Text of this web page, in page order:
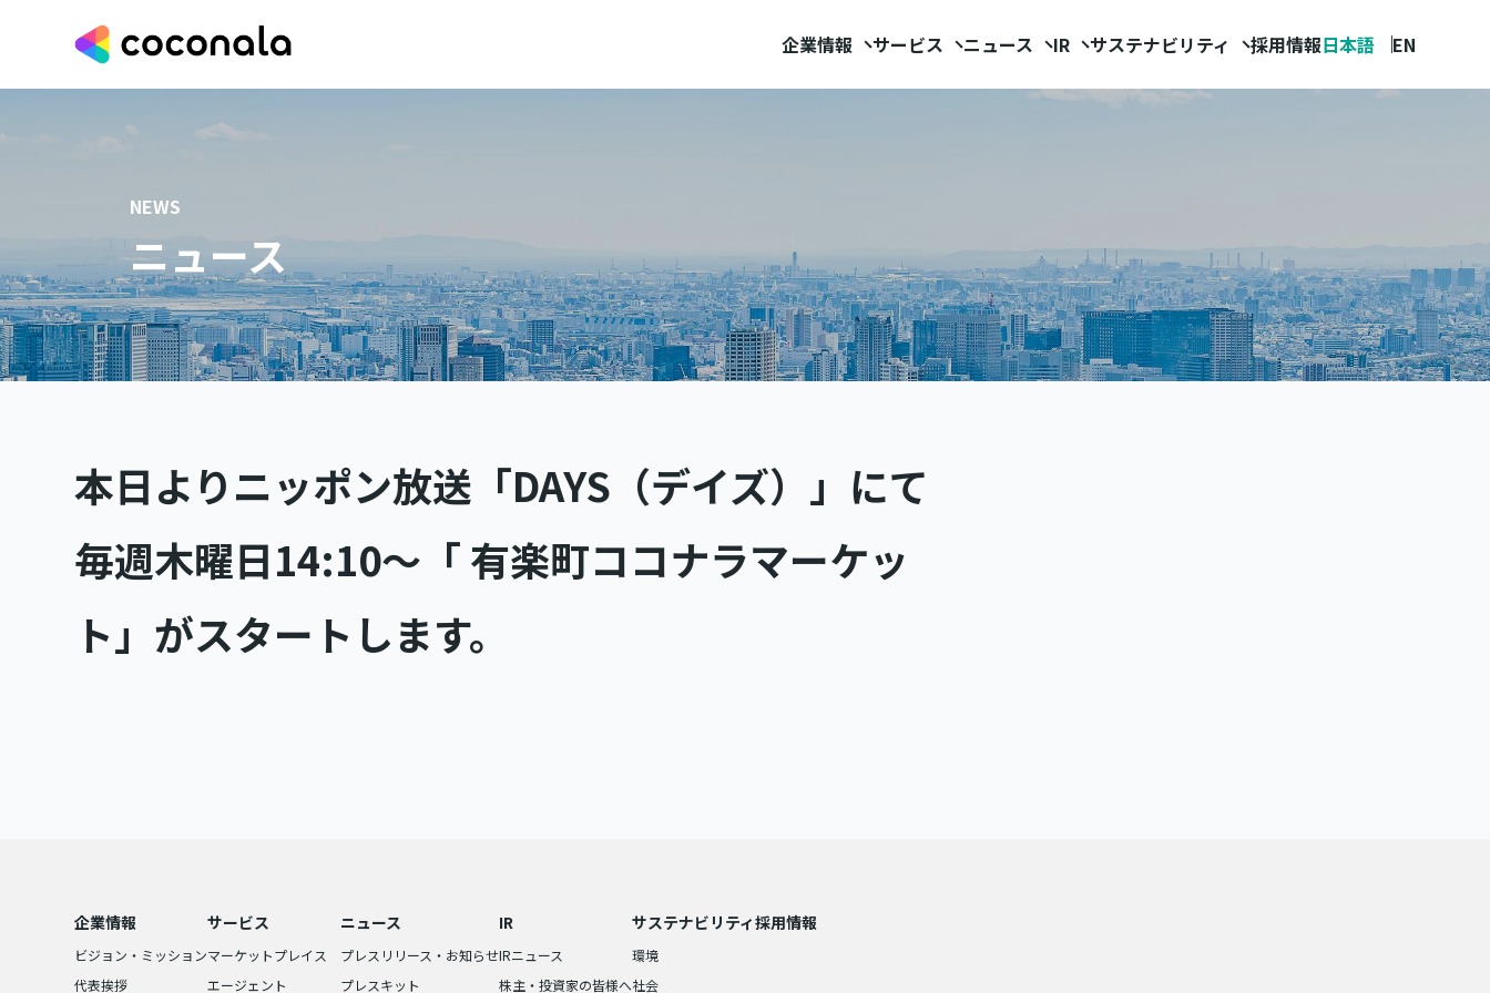
企業情報 サービス ニュース IR サステナビリティ 採用情報日本語 EN
NEWS
ニュース
本日よりニッポン放送「DAYS（デイズ）」にて
毎週木曜日14:10〜「 有楽町ココナラマーケッ
ト」がスタートします。
企業情報
ビジョン・ミッション
代表挨拶
サービス
マーケットプレイス
エージェント
ニュース
プレスリリース・お知らせ
プレスキット
IR
IRニュース
株主・投資家の皆様へ
サステナビリティ
環境
社会
採用情報